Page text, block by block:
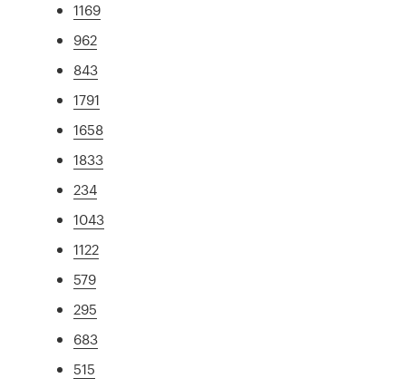
1169
962
843
1791
1658
1833
234
1043
1122
579
295
683
515